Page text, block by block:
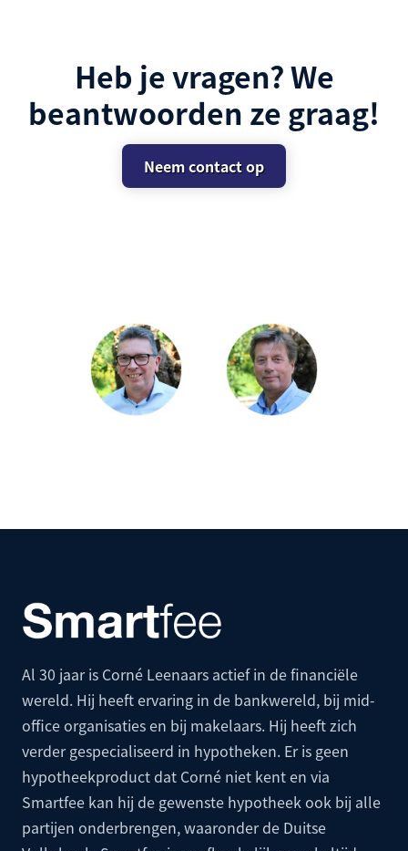
Heb je vragen? We
beantwoorden ze graag!
Neem contact op
Al 30 jaar is Corné Leenaars actief in de financiële
wereld. Hij heeft ervaring in de bankwereld, bij mid-
office organisaties en bij makelaars. Hij heeft zich
verder gespecialiseerd in hypotheken. Er is geen
hypotheekproduct dat Corné niet kent en via
Smartfee kan hij de gewenste hypotheek ook bij alle
partijen onderbrengen, waaronder de Duitse